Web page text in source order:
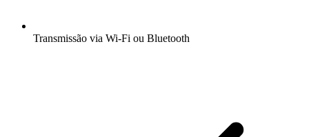
Transmissão via Wi-Fi ou Bluetooth